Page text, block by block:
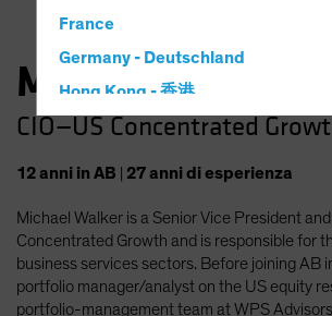
France
Germany - Deutschland
Hong Kong - 香港
Hungary
Japan - 日本
Latin America
Luxembourg and Other EMEA
Michael Walker
CIO—US Concentrated
12anni in AB 27anni di esperienza
Michael Walker is a Senior Vice President
Concentrated Growth and is responsible for
business services sectors. Before joining AB
portfolio manager/analyst on the US equity
portfolio-management team at WPS